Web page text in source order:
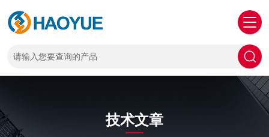
技术文章